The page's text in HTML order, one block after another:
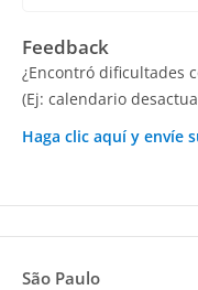
Feedback
¿Encontró dificultades
(Ej: calendario
Haga clic aquí y envíe
São Paulo